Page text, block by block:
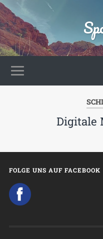
Digitale
FOLGE UNS AUF FACEBOOK